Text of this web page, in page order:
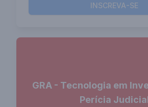
INSCREVA-SE
GRA - Tecnologia em
Perícia